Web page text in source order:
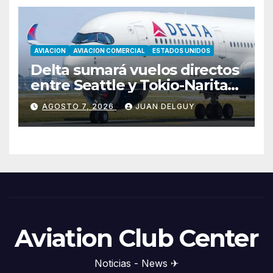
AVIACION AVIACION COMERCIAL ESTADOS UNIDOS
Delta sumará vuelos directos
entre Seattle y Tokio-Narita
desde marzo de 2027
AGOSTO 7, 2026 JUAN DELGUY
Aviation Club Center
Noticias - News ✈